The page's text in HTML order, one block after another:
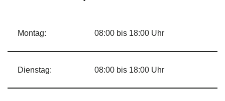
Montag: 08:00 bis 18:00 Uhr
Dienstag: 08:00 bis 18:00 Uhr